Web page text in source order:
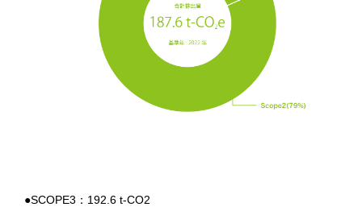
●SCOPE3：192.6 t-CO2